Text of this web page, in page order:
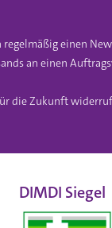
einen
an einen
Zukunft
DIMDI Siegel